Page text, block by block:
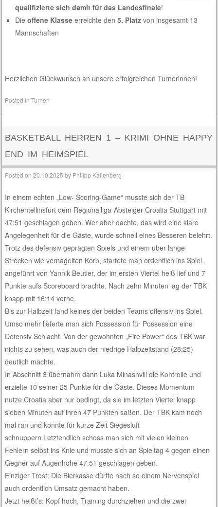
qualifizierte sich damit für das Landesfinale!
Dieoffene Klasse erreichte den 5. Platz von insgesamt 13
Mannschaften
Herzlichen Glückwunsch an unsere erfolgreichen Turnerinnen!
Posted inTurnen
BASKETBALL HERREN 1 – KRIMI OHNE HAPPY
END IM HEIMSPIEL
Posted on20.10.2025 by Philipp Kallenberg
In einem echten „Low- Scoring-Game“ musste sich der TB
Kirchentellinsfurt dem Regionalliga-Absteiger Croatia Stuttgart mit
47:51 geschlagen geben. Wer aber dachte, das wird eine klare
Angelegenheit für die Gäste, wurde schnell eines Besseren belehrt.
Trotz des defensiv geprägten Spiels und einem über lange
Strecken wie vernagelten Korb, startete man ordentlich ins Spiel,
angeführt von Yannik Beutler, der im ersten Viertel heiß lief und 7
Punkte aufs Scoreboard brachte. Nach zehn Minuten lag der TBK
knapp mit 16:14 vorne.
Bis zur Halbzeit fand keines der beiden Teams offensiv ins Spiel.
Umso mehr lieferte man sich Possession für Possession eine
Defensiv Schlacht. Von der gewohnten „Fire Power“ des TBK war
nichts zu sehen, was auch der niedrige Halbzeitstand (28:25)
deutlich machte.
In Abschnitt 3 übernahm dann Luka Minashvili die Kontrolle und
erzielte 10 seiner 25 Punkte für die Gäste. Dieses Momentum
nutze Croatia aber nur bedingt, da sie im letzten Viertel knapp
sieben Minuten auf ihren 47 Punkten saßen. Der TBK kam noch
mal ran und konnte für kurze Zeit Siegesluft
schnuppern.Letztendlich schoss man sich mit vielen kleinen
Fehlern selbst ins Knie und musste sich an Spieltag 4 gegen einen
Gegner auf Augenhöhe 47:51 geschlagen geben.
Einziger Trost: Die Bierkasse dürfte nach so einem Nervenspiel
auch ordentlich Umsatz gemacht haben.
Jetzt heißt’s: Kopf hoch, Training durchziehen und die zwei